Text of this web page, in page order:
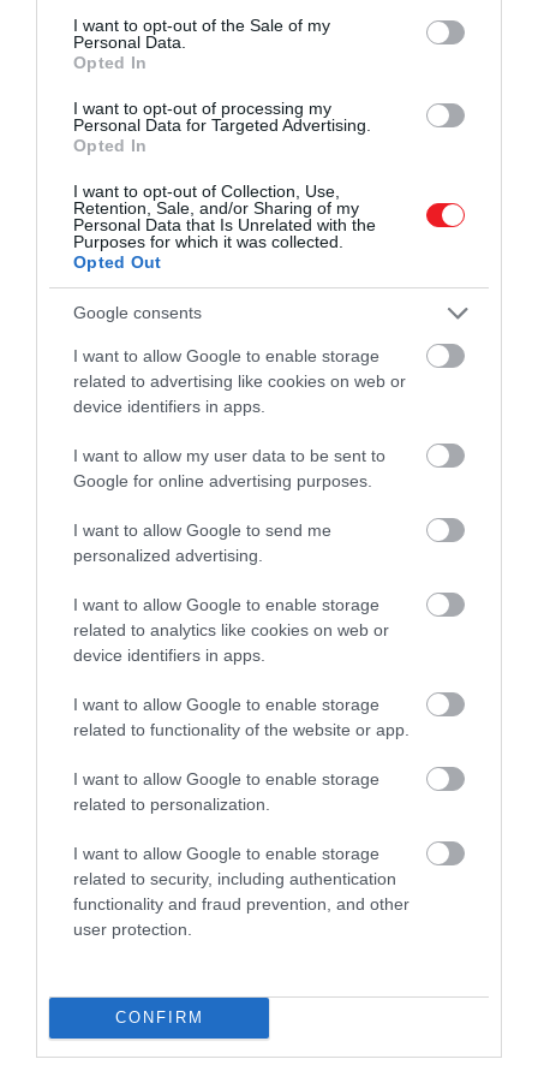
consent section.
I want to opt-out of the Sale of my
Personal Data.
Opted In
I want to opt-out of processing my
Personal Data for Targeted Advertising.
Opted In
I want to opt-out of Collection, Use,
Retention, Sale, and/or Sharing of my
Personal Data that Is Unrelated with the
Purposes for which it was collected.
Opted Out
Google consents
I want to allow Google to enable storage
related to advertising like cookies on web or
device identifiers in apps.
I want to allow my user data to be sent to
Google for online advertising purposes.
I want to allow Google to send me
personalized advertising.
I want to allow Google to enable storage
related to analytics like cookies on web or
device identifiers in apps.
I want to allow Google to enable storage
related to functionality of the website or app.
I want to allow Google to enable storage
related to personalization.
I want to allow Google to enable storage
related to security, including authentication
functionality and fraud prevention, and other
user protection.
CONFIRM
Az éjszakai mínuszok beköszöntével
egyre több helyen kapcsolják be a fűtést,
vannak, akik az energiaárak miatt idén
tekerik majd fel a fűtőtestek
hőmérsékletét. Nekik nyújt segítséget a
melegen…
5 egyszerű módszer, amivel
fűtés nélkül is
felmelegítheted…